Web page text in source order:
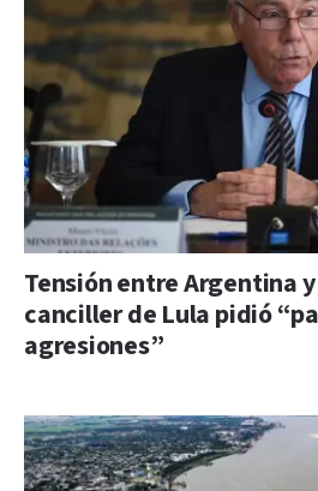
Tensión entre Argentina
canciller de Lula pidió
agresiones”